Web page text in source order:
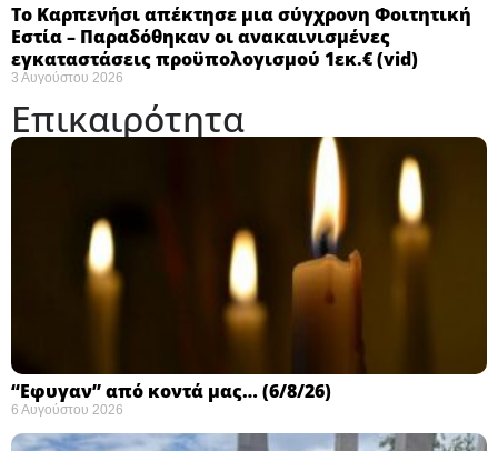
Το Καρπενήσι απέκτησε μια σύγχρονη Φοιτητική
Εστία – Παραδόθηκαν οι ανακαινισμένες
εγκαταστάσεις προϋπολογισμού 1εκ.€ (vid)
3 Αυγούστου 2026
Επικαιρότητα
“Εφυγαν” από κοντά μας… (6/8/26)
6 Αυγούστου 2026